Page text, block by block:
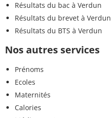
Résultats du bac à Verdun
Résultats du brevet à Verdun
Résultats du BTS à Verdun
Nos autres services
Prénoms
Ecoles
Maternités
Calories